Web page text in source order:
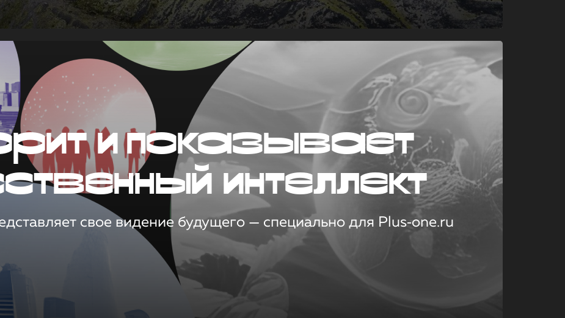
и показывает
интеллект
свое видение будущего — специально для Plus‑one.ru